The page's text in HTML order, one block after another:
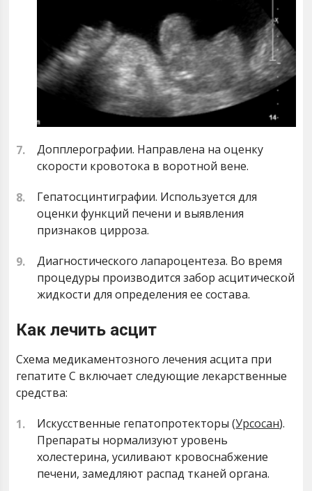
Допплерографии. Направлена на оценку
скорости кровотока в воротной вене.
Гепатосцинтиграфии. Используется для
оценки функций печени и выявления
признаков цирроза.
Диагностического лапароцентеза. Во время
процедуры производится забор асцитической
жидкости для определения ее состава.
Как лечить асцит
Схема медикаментозного лечения асцита при
гепатите С включает следующие лекарственные
средства:
Искусственные гепатопротекторы (Урсосан).
Препараты нормализуют уровень
холестерина, усиливают кровоснабжение
печени, замедляют распад тканей органа.